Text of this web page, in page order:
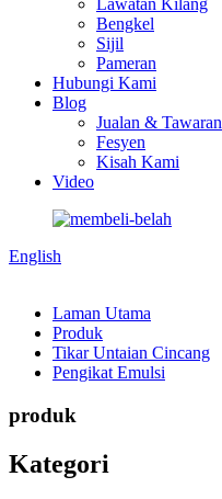
Lawatan Kilang
Bengkel
Sijil
Pameran
Hubungi Kami
Blog
Jualan & Tawaran
Fesyen
Kisah Kami
Video
English
Laman Utama
Produk
Tikar Untaian Cincang
Pengikat Emulsi
produk
Kategori